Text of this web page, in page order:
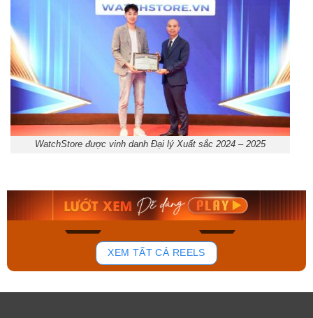
WatchStore được vinh danh Đại lý Xuất sắc 2024 – 2025
155
Mua ngay Mua ngay
XEM TẤT CẢ REELS